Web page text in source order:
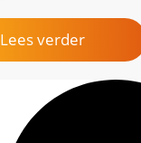
Lees verder